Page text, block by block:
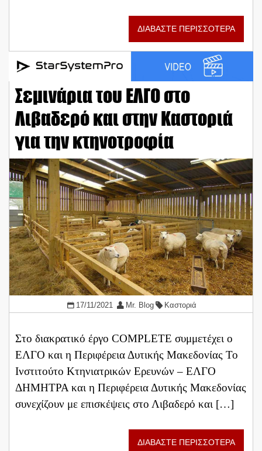
ΔΙΑΒΑΣΤΕ ΠΕΡΙΣΣΟΤΕΡΑ
Σεμινάρια του ΕΛΓΟ στο
Λιβαδερό και στην Καστοριά
για την κτηνοτροφία
17/11/2021 Mr. Blog Καστοριά
Στο διακρατικό έργο COMPLETE συμμετέχει ο
ΕΛΓΟ και η Περιφέρεια Δυτικής Μακεδονίας Το
Ινστιτούτο Κτηνιατρικών Ερευνών – ΕΛΓΟ
ΔΗΜΗΤΡΑ και η Περιφέρεια Δυτικής Μακεδονίας
συνεχίζουν με επισκέψεις στο Λιβαδερό και […]
ΔΙΑΒΑΣΤΕ ΠΕΡΙΣΣΟΤΕΡΑ